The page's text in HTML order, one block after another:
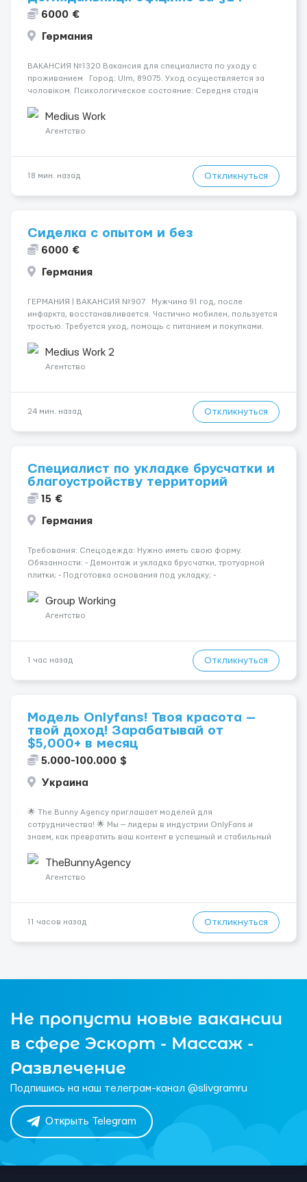
6000 €
Германия
ВАКАНСИЯ №1320 Вакансия для специалиста по уходу с
проживанием Город: Ulm, 89075. Уход осуществляется за
чоловіком. Психологическое состояние: Середня стадія
допомога при переміщенні). Ночью пациент: Спить не пр...
Medius Work
Агентство
18 мин. назад Откликнуться
Сиделка с опытом и без
6000 €
Германия
ГЕРМАНИЯ | ВАКАНСИЯ №907 Мужчина 91 год, после
инфаркта, восстанавливается. Частично мобилен, пользуется
тростью. Требуется уход, помощь с питанием и покупками.
уровне общения. Курение запрещено. Сидел...
Medius Work 2
Агентство
24 мин. назад Откликнуться
Специалист по укладке брусчатки и
благоустройству территорий
15 €
Германия
Требования: Спецодежда: Нужно иметь свою форму.
Обязанности: - Демонтаж и укладка брусчатки, тротуарной
плитки; - Подготовка основания под укладку; -
преимуществом: - Кладка кирпича и камня; - Опыт управления
мини-экскаватором /...
Group Working
Агентство
1 час назад Откликнуться
Модель Onlyfans! Твоя красота —
твой доход! Зарабатывай от
$5,000+ в месяц
5.000-100.000 $
Украина
🌟 The Bunny Agency приглашает моделей для
сотрудничества! 🌟 Мы — лидеры в индустрии OnlyFans и
знаем, как превратить ваш контент в успешный и стабильный
готовы к долгосрочному сотрудничеству, у вас есть
уникальная возможность ...
TheBunnyAgency
Агентство
11 часов назад Откликнуться
Не пропусти новые вакансии
в сфере Эскорт - Массаж -
Развлечение
Подпишись на наш телеграм-канал @slivgramru
Открыть Telegram